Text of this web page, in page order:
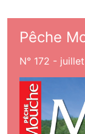
Pêche
N° 172 -